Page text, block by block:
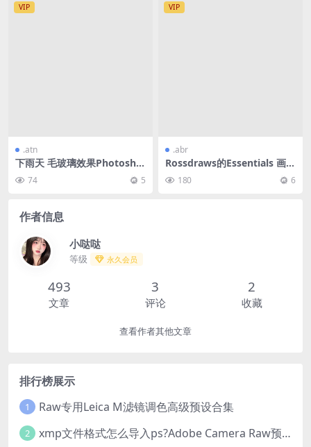
VIP
.atn
下雨天 毛玻璃效果Photosho
p动作-CS4以上版本
74 5
VIP
.abr
Rossdraws的Essentials 画笔
集合11款
180 6
作者信息
小哒哒
等级 永久会员
493
文章
3
评论
2
收藏
查看作者其他文章
排行榜展示
1 Raw专用Leica M滤镜调色高级预设合集
2 xmp文件格式怎么导入ps?Adobe Camera Raw预设导入方法,ACR预设安装教程xmp文件格式怎么导入ps